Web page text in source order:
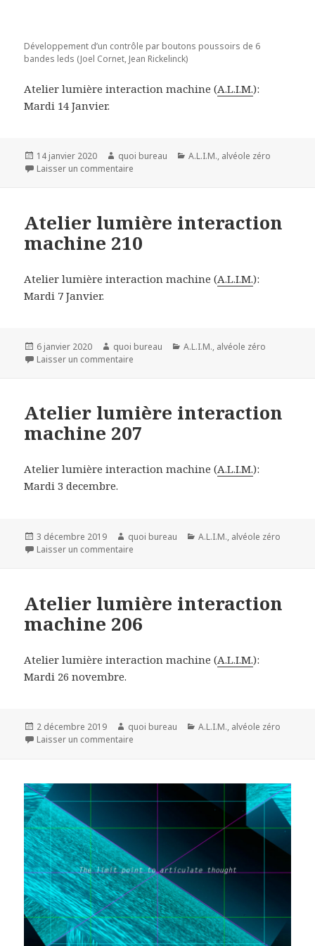
Développement d’un contrôle par boutons poussoirs de 6
bandes leds (Joel Cornet, Jean Rickelinck)
Atelier lumière interaction machine (A.L.I.M.):
Mardi 14 Janvier.
Publié
le
14 janvier 2020 Auteur
quoi bureau Catégories
A.L.I.M., alvéole zéro
Laisser un commentaire
Atelier lumière interaction
machine 210
Atelier lumière interaction machine (A.L.I.M.):
Mardi 7 Janvier.
Publié
le
6 janvier 2020 Auteur
quoi bureau Catégories
A.L.I.M., alvéole zéro
Laisser un commentaire
Atelier lumière interaction
machine 207
Atelier lumière interaction machine (A.L.I.M.):
Mardi 3 decembre.
Publié
le
3 décembre 2019 Auteur
quoi bureau Catégories
A.L.I.M., alvéole zéro
Laisser un commentaire
Atelier lumière interaction
machine 206
Atelier lumière interaction machine (A.L.I.M.):
Mardi 26 novembre.
Publié
le
2 décembre 2019 Auteur
quoi bureau Catégories
A.L.I.M., alvéole zéro
Laisser un commentaire